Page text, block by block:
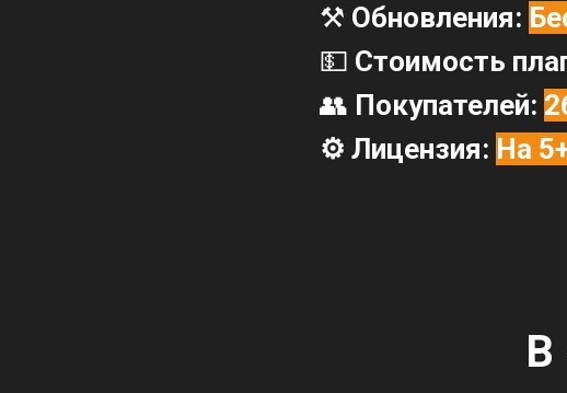
⚒️ Обновления:
💵 Стоимость
👥 Покупателей:
⚙️ Лицензия: На
В